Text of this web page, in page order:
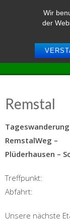
Wir
der
Remstal
RemstalWeg –
Plüderhausen –
Treffpunkt:
Unsere nächste